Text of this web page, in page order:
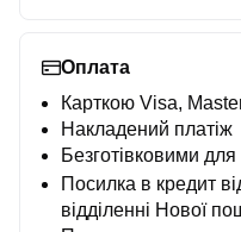
Оплата
Карткою Visa,
Накладений платіж
Безготівковими
Посилка в кредит
відділенні Нової